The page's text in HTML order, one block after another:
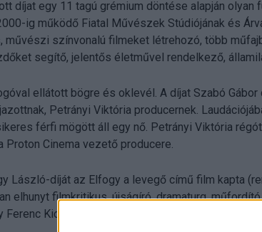
díjat egy 11 tagú grémium döntése alapján olyan
ig működő Fiatal Művészek Stúdiójának és
művészi színvonalú filmeket létrehozó, több
segítő, jelentős életművel rendelkező,
ellátott bögre és oklevél. A díjat Szabó
Petrányi Viktória producernek.
férfi mögött áll egy nő. Petrányi Viktória
Proton Cinema vezető producere.
László-díját az Elfogy a levegő című film kapta
elhunyt filmkritikus, újságíró, dramaturg,
Ferenc Kicsi, de nagyon erős című filmjét